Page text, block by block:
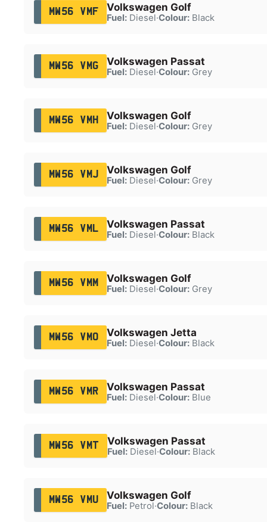
MW56 VMF Volkswagen Golf
Fuel:Diesel·Colour:Black
MW56 VMG Volkswagen Passat
Fuel:Diesel·Colour:Grey
MW56 VMH Volkswagen Golf
Fuel:Diesel·Colour:Grey
MW56 VMJ Volkswagen Golf
Fuel:Diesel·Colour:Grey
MW56 VML Volkswagen Passat
Fuel:Diesel·Colour:Black
MW56 VMM Volkswagen Golf
Fuel:Diesel·Colour:Grey
MW56 VMO Volkswagen Jetta
Fuel:Diesel·Colour:Black
MW56 VMR Volkswagen Passat
Fuel:Diesel·Colour:Blue
MW56 VMT Volkswagen Passat
Fuel:Diesel·Colour:Black
MW56 VMU Volkswagen Golf
Fuel:Petrol·Colour:Black